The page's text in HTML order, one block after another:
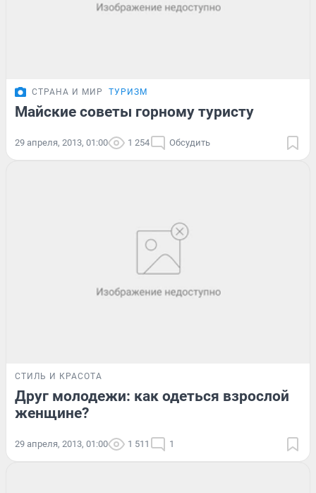
СТРАНА И МИР ТУРИЗМ
Майские советы горному туристу
29 апреля, 2013, 01:00 1 254 Обсудить
СТИЛЬ И КРАСОТА
Друг молодежи: как одеться взрослой
женщине?
29 апреля, 2013, 01:00 1 511 1